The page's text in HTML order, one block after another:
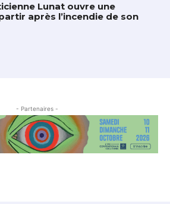
Lunat ouvre une
après l’incendie de son
- Partenaires -